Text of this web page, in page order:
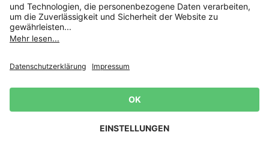
Sicher einkaufen mit
AGB
Lieferbedingungen
Impressum Cookie Einstellungen